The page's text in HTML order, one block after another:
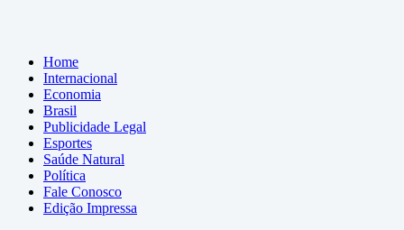
Home
Internacional
Economia
Brasil
Publicidade Legal
Esportes
Saúde Natural
Política
Fale Conosco
Edição Impressa